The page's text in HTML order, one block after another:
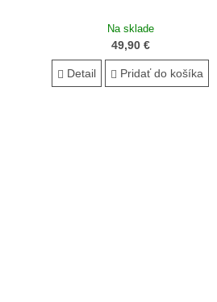
Na sklade
49,90 €
Detail Pridať do košíka